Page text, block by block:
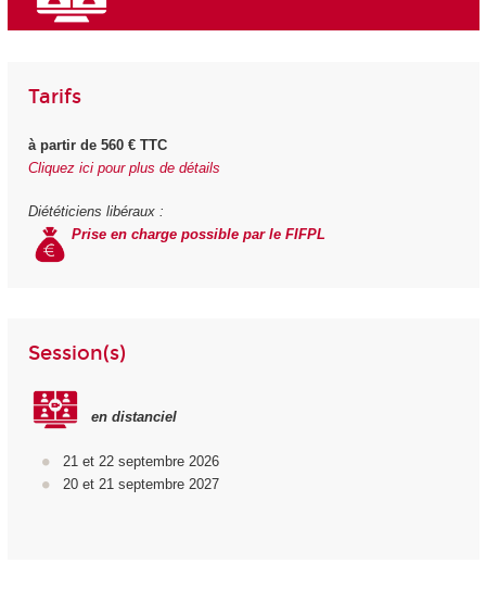
Tarifs
à partir de 560 € TTC
Cliquez ici pour plus de détails
Diététiciens libéraux :
Prise en charge possible par le FIFPL
Session(s)
en distanciel
21 et 22 septembre 2026
20 et 21 septembre 2027